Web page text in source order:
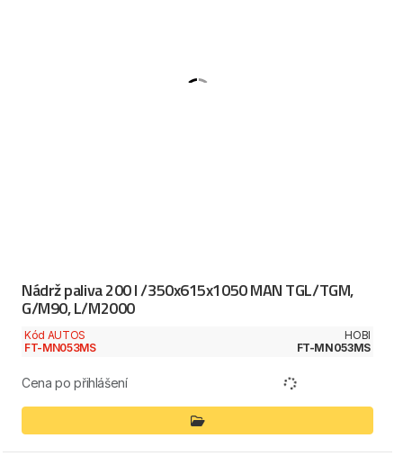
Nádrž paliva 200 l /350x615x1050 MAN TGL/TGM,
G/M90, L/M2000
Kód AUTOS
FT-MN053MS
HOBI
FT-MN053MS
Cena po přihlášení